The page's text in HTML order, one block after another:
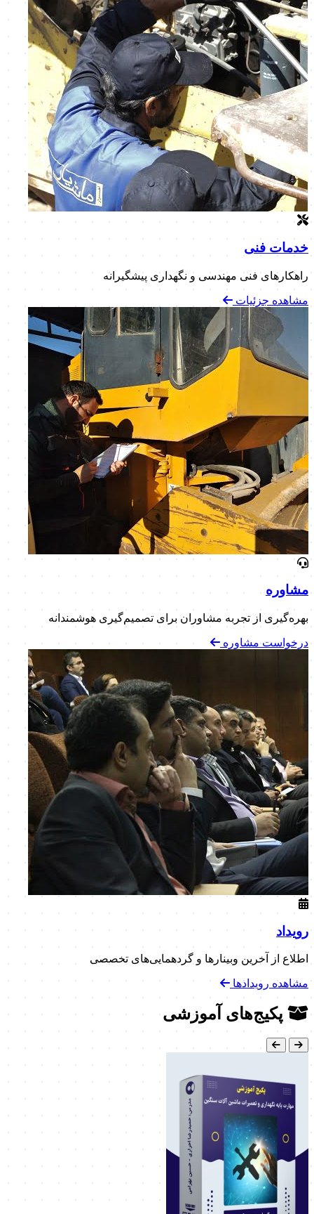
خدمات فنی
راهکارهای فنی مهندسی و نگهداری پیشگیرانه
مشاهده جزئیات
مشاوره
بهره‌گیری از تجربه مشاوران برای تصمیم‌گیری هوشمندانه
درخواست مشاوره
رویداد
اطلاع از آخرین وبینارها و گردهمایی‌های تخصصی
مشاهده رویدادها
پکیج‌های آموزشی